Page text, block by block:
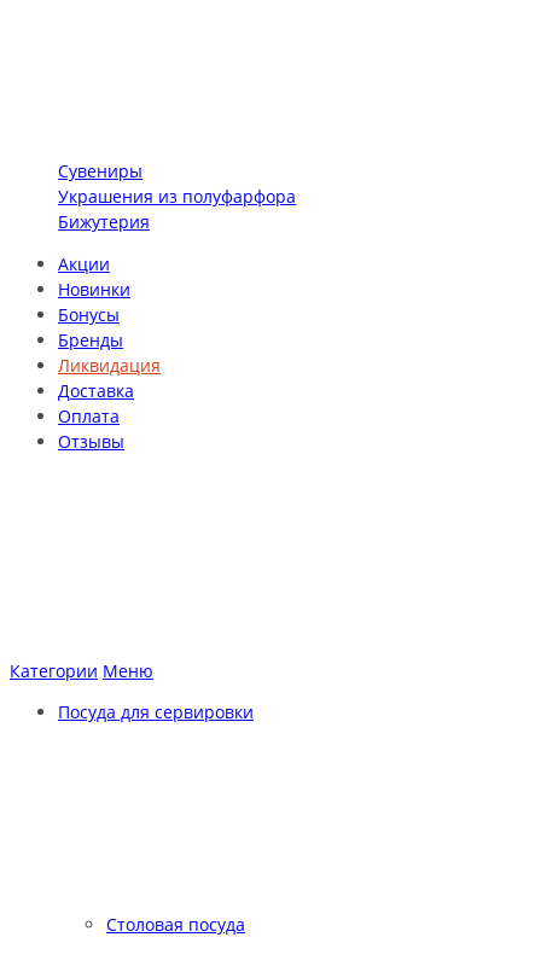
Сувениры
Украшения из полуфарфора
Бижутерия
Акции
Новинки
Бонусы
Бренды
Ликвидация
Доставка
Оплата
Отзывы
Категории Меню
Посуда для сервировки
Столовая посуда